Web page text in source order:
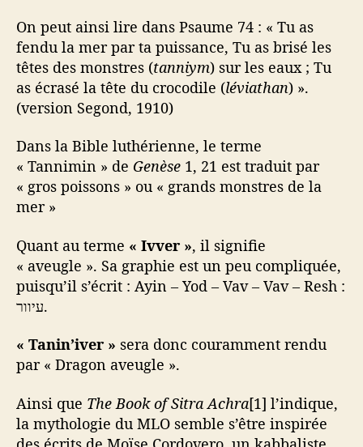
On peut ainsi lire dans Psaume 74 : « Tu as
fendu la mer par ta puissance, Tu as brisé les
têtes des monstres (tanniym) sur les eaux ; Tu
as écrasé la tête du crocodile (léviathan) ».
(version Segond, 1910)
Dans la Bible luthérienne, le terme
« Tannimin » de Genèse 1, 21 est traduit par
« gros poissons » ou « grands monstres de la
mer »
Quant au terme « Ivver », il signifie
« aveugle ». Sa graphie est un peu compliquée,
puisqu’il s’écrit : Ayin – Yod – Vav – Vav – Resh :
עיוור.
« Tanin’iver » sera donc couramment rendu
par « Dragon aveugle ».
Ainsi que The Book of Sitra Achra[1] l’indique,
la mythologie du MLO semble s’être inspirée